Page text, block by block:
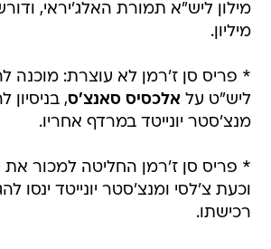
מיליון.
ליש"ט על אלכסיס סאנצ'ס,
מנצ'סטר יונייטד במרדף אחריו.
* פריס סן ז'רמן החליטה למכור את
וכעת צ'לסי ומנצ'סטר יונייטד ינסו
רכישתו.